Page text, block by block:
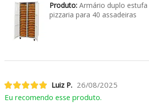
Produto:Armário duplo estufa
pizzaria para 40 assadeiras
Luiz P. 26/08/2025
Eu recomendo esse produto.